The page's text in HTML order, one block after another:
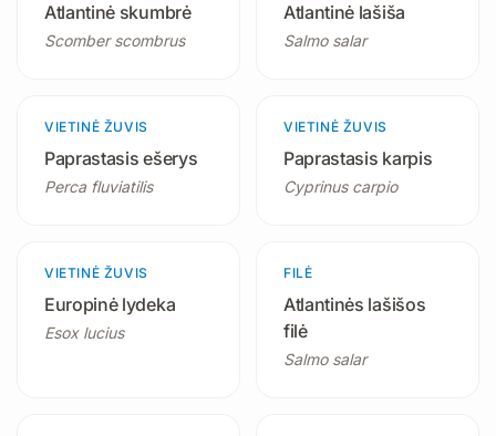
Atlantinė skumbrė
Scomber scombrus
Atlantinė lašiša
Salmo salar
2 produktai
VIETINĖ ŽUVIS
Paprastasis ešerys
Perca fluviatilis
3 produktai
VIETINĖ ŽUVIS
Paprastasis karpis
Cyprinus carpio
3 produktai
VIETINĖ ŽUVIS
Europinė lydeka
Esox lucius
FILĖ
Atlantinės lašišos
filė
Salmo salar